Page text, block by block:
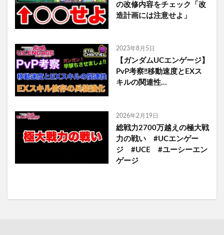
の改修内容をチェック「改
造計画には注意せよ」
2023年8月5日
【ガンダムUCエンゲージ】
PvP考察‼️移動速度とEXス
キルの関連性…
2026年2月19日
総戦力2700万越えの極大戦
力の戦い #UCエンゲー
ジ #UCE #ユーシーエン
ゲージ